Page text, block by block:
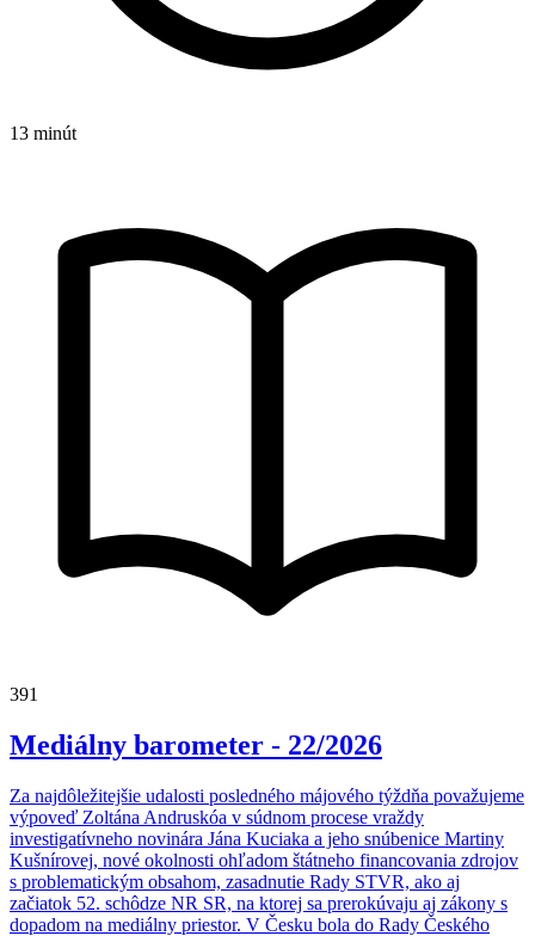
13 minút
391
Mediálny barometer - 22/2026
Za najdôležitejšie udalosti posledného májového týždňa považujeme
výpoveď Zoltána Andruskóa v súdnom procese vraždy
investigatívneho novinára Jána Kuciaka a jeho snúbenice Martiny
Kušnírovej, nové okolnosti ohľadom štátneho financovania zdrojov
s problematickým obsahom, zasadnutie Rady STVR, ako aj
začiatok 52. schôdze NR SR, na ktorej sa prerokúvaju aj zákony s
dopadom na mediálny priestor. V Česku bola do Rady Českého